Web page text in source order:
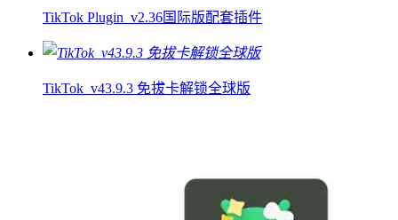
TikTok Plugin_v2.36国际版配套插件
TikTok_v43.9.3 免拔卡解锁全球版